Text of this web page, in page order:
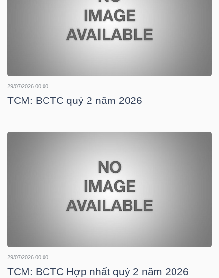
29/07/2026 00:00
TCM: BCTC quý 2 năm 2026
29/07/2026 00:00
TCM: BCTC Hợp nhất quý 2 năm 2026
CHÍNH
CÁ
NHÂN